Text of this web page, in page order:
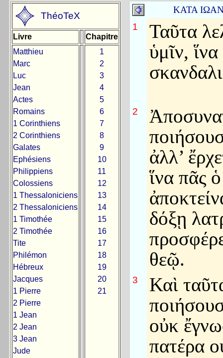
ThéoTeX
Livre
Chapitre
Matthieu
Marc
Luc
Jean
Actes
Romains
1 Corinthiens
2 Corinthiens
Galates
Ephésiens
Philippiens
Colossiens
1 Thessaloniciens
2 Thessaloniciens
1 Timothée
2 Timothée
Tite
Philémon
Hébreux
Jacques
1 Pierre
2 Pierre
1 Jean
2 Jean
3 Jean
Jude
1
2
3
4
5
6
7
8
9
10
11
12
13
14
15
16
17
18
19
20
21
ΚΑΤΑ
1
Ταῦτα
ὑμῖν,
2
ἀλλ’
ἵνα πᾶς ὁ
δόξῃ
θεῷ.
3
Καὶ
οὐκ
πατέρα